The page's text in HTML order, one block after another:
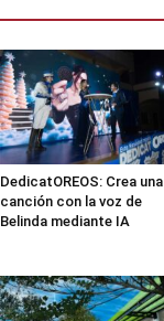
DedicatOREOS: Crea una
canción con la voz de
Belinda mediante IA